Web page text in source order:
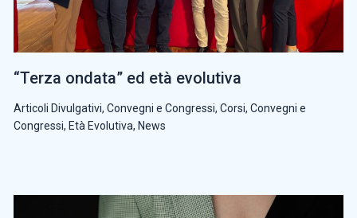
“Terza ondata” ed età evolutiva
Articoli Divulgativi, Convegni e Congressi, Corsi, Convegni e
Congressi, Età Evolutiva, News